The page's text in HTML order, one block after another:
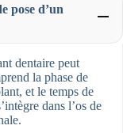
pose d’un
dentaire peut
la phase de
et le temps de
dans l’os de